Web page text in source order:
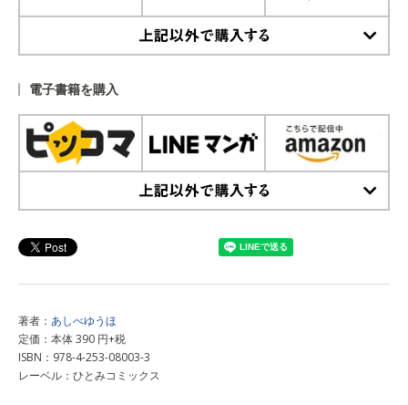
電子書籍を購入
著者： あしべゆうほ
定価：本体 390 円+税
ISBN：978-4-253-08003-3
レーベル：ひとみコミックス